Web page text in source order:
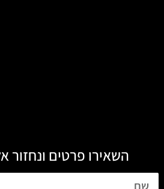
השאירו פרטים ונחזור